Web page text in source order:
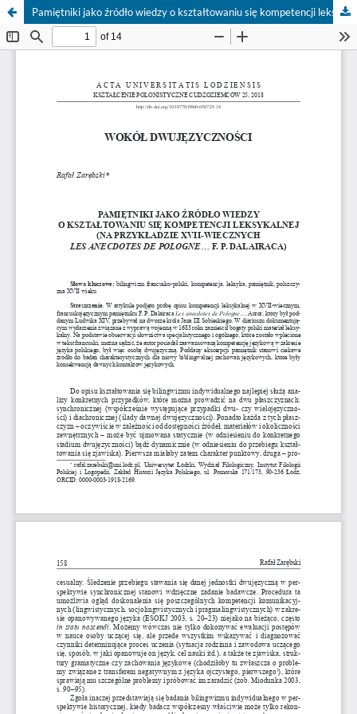
Pamiętniki jako źródło wiedzy o kształtowaniu się kompetencji leksykalnej (na przykładzie XVII-wiecznych Les anecdotes de Pologne… F. P. Dalairaca)